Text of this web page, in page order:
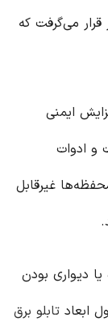
می‌گرفت که
ایمنی
و ادوات
غیرقابل
یا دیواری بودن
ابعاد تابلو برق